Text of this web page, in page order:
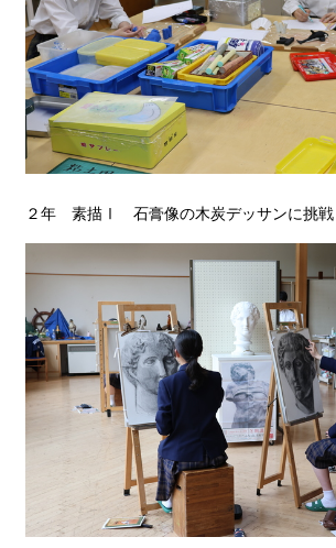
２年 素描Ⅰ 石膏像の木炭デッサンに挑戦